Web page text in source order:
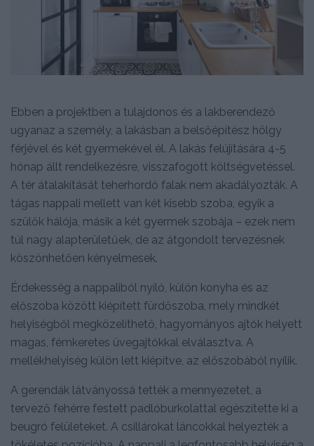
Ebben a projektben a tulajdonos és a lakberendező
ugyanaz a személy, a lakásban a belsőépítész hölgy
férjével és két gyermekével él. A lakás felújítására 4-5
hónap állt rendelkezésre, visszafogott költségvetéssel.
A tér átalakítását teherhordó falak nem akadályozták. A
tágas nappali mellett van két kisebb szoba, egyik a
szülők hálója, másik a két gyermek szobája – ezek nem
túl nagy alapterületűek, de az átgondolt tervezésnek
köszönhetően kényelmesek.
Érdekesség a nappaliból nyíló, külön konyha és az
előszoba között kiépített fürdőszoba, mely mindkét
helyiségből megközelíthető, hagyományos ajtók helyett
magas, fémkeretes üvegajtókkal elválasztva. A
mellékhelyiség külön lett kiépítve, az előszobából nyílik.
A gerendák látványossá tették a mennyezetet, a
tervező fehérre festett padlóburkolattal egészítette ki a
beugró felületeket. A csillárokat láncokkal helyezték a